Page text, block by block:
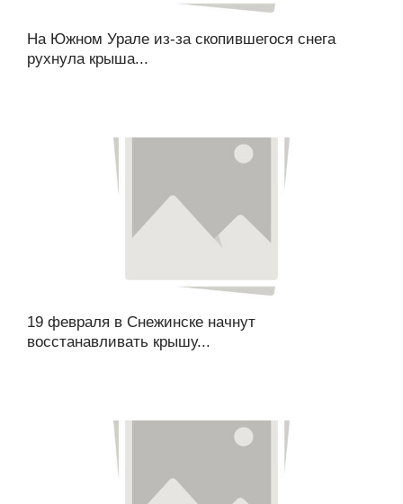
На Южном Урале из-за скопившегося снега
рухнула крыша...
19 февраля в Снежинске начнут
восстанавливать крышу...